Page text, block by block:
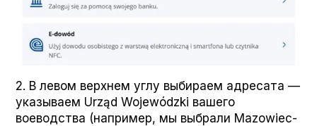
2. В левом верхнем углу выбираем адресата —
указываем Urząd Wojew­ódz­ki вашего
воеводства (например, мы выбрали Mazowiec­